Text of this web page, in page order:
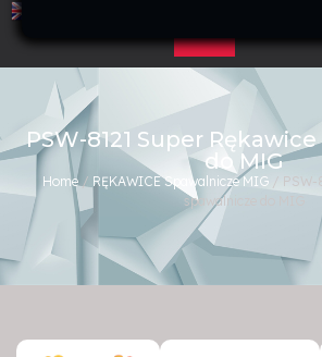
PSW-8121 Super
do MIG
Home/ RĘKAWICE Spawalnicze MIG / PSW-
spawalnicze do MIG